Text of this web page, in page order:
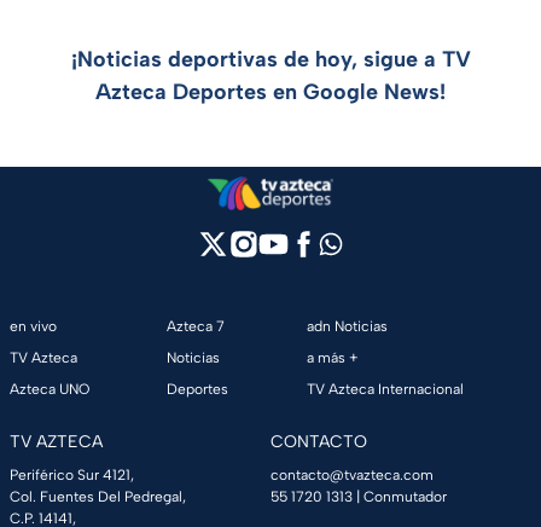
¡Noticias deportivas de hoy, sigue a TV
Azteca Deportes en Google News!
en vivo
TV Azteca
Azteca UNO
Azteca 7
Noticias
Deportes
adn Noticias
a más +
TV Azteca Internacional
TV AZTECA
Periférico Sur 4121,
Col. Fuentes Del Pedregal,
C.P. 14141,
CONTACTO
contacto@tvazteca.com
55 1720 1313 | Conmutador